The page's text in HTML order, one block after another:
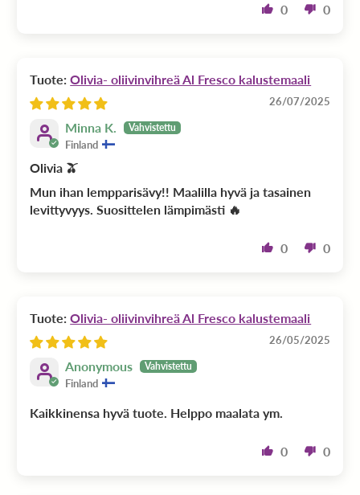
0 0
Olivia- oliivinvihreä Al Fresco kalustemaali
26/07/2025
Minna K.
Finland
Olivia 🫒
Mun ihan lempparisävy!! Maalilla hyvä ja tasainen
levittyvyys. Suosittelen lämpimästi 🔥
0 0
Olivia- oliivinvihreä Al Fresco kalustemaali
26/05/2025
Anonymous
Finland
Kaikkinensa hyvä tuote. Helppo maalata ym.
0 0